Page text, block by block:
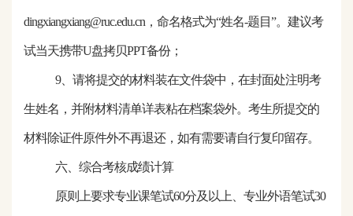
dingxiangxiang@ruc.edu.cn ，命名格式为“姓名-题目”。建议考
试当天携带U盘拷贝PPT备份；
9、请将提交的材料装在文件袋中，在封面处注明考
生姓名，并附材料清单详表粘在档案袋外。考生所提交的
材料除证件原件外不再退还，如有需要请自行复印留存。
六、综合考核成绩计算
原则上要求专业课笔试60分及以上、专业外语笔试30